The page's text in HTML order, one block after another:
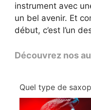
instrument avec
un bel avenir. Et
début, c’est l’un
Découvrez nos
Quel type de